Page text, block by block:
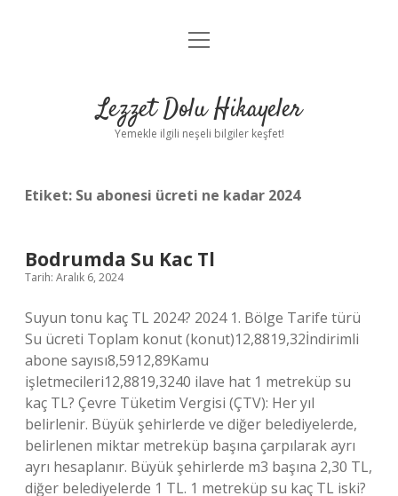
Anasayfa
Yasal Uyarı
menüyü
Lezzet Dolu Hikayeler
Yemekle ilgili neşeli bilgiler keşfet!
Etiket: Su abonesi ücreti ne kadar 2024
Bodrumda Su Kac Tl
Tarih: Aralık 6, 2024
Suyun tonu kaç TL 2024? 2024 1. Bölge Tarife türü
Su ücreti Toplam konut (konut)12,8819,32İndirimli
abone sayısı8,5912,89Kamu
işletmecileri12,8819,3240 ilave hat 1 metreküp su
kaç TL? Çevre Tüketim Vergisi (ÇTV): Her yıl
belirlenir. Büyük şehirlerde ve diğer belediyelerde,
belirlenen miktar metreküp başına çarpılarak ayrı
ayrı hesaplanır. Büyük şehirlerde m3 başına 2,30 TL,
diğer belediyelerde 1 TL. 1 metreküp su kaç TL iski?